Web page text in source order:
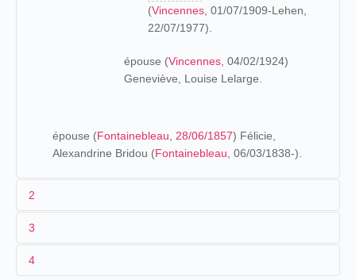
(Vincennes, 01/07/1909-Lehen,
22/07/1977).
épouse (Vincennes, 04/02/1924)
Geneviève, Louise Lelarge.
épouse (Fontainebleau, 28/06/1857) Félicie,
Alexandrine Bridou (Fontainebleau, 06/03/1838-).
2
3
4